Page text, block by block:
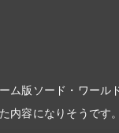
ム版ソード・ワール
内容になりそうです